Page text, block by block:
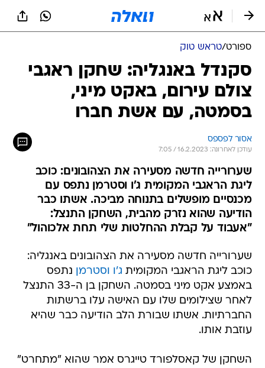
ספורט/טראש טוק
סקנדל באנגליה: שחקן ראגבי
צולם עירום, באקט מיני,
בסמטה, עם אשת חברו
אסור לפספס
עודכן לאחרונה: 16.2.2023 / 7:05
שערורייה חדשה מסעירה את הצהובונים: כוכב
ליגת הראגבי המקומית ג'ו וסטרמן נתפס עם
מכנסיים מופשלים בתנוחה מביכה. אשתו כבר
הודיעה שהוא נזרק מהבית, השחקן התנצל:
"אעבוד על קבלת ההחלטות שלי תחת אלכוהול"
שערורייה חדשה מסעירה את הצהובונים באנגליה:
כוכב ליגת הראגבי המקומית ג'ו וסטרמן נתפס
באמצע אקט מיני בסמטה. השחקן בן ה-33 התנצל
לאחר שצילומים שלו עם האישה עלו ברשתות
החברתיות. אשתו שבורת הלב הודיעה כבר שהיא
עוזבת אותו.
השחקן של קאסלפורד טייגרס אמר שהוא "מתחרט"